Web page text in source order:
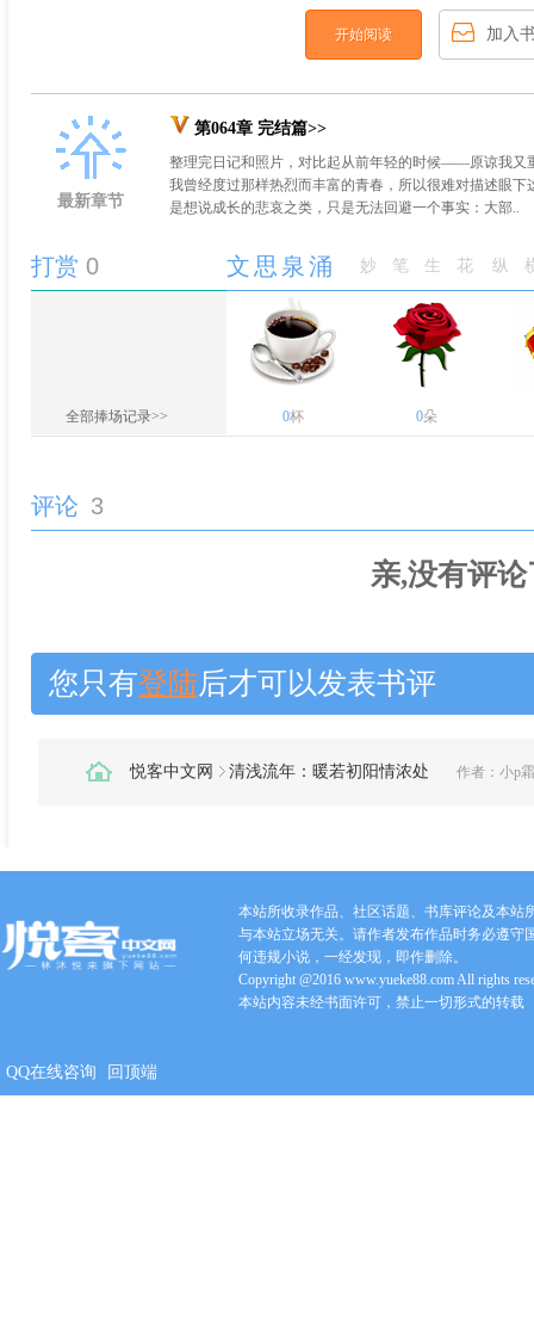
开始阅读 加入
最新章节
第064章 完结篇>>
整理完日记和照片，对比起从前年轻的时候——原谅我
我曾经度过那样热烈而丰富的青春，所以很难对描述眼
是想说成长的悲哀之类，只是无法回避一个事实：大部..
打赏 0 文思泉涌 妙笔生花 纵
全部捧场记录>> 0杯 0朵
评论 3
亲,没有评论
您只有登陆后才可以发表书评
悦客中文网 清浅流年：暖若初阳情浓处 作者： 小p霜
本站所收录作品、社区话题、书库评论及本站
与本站立场无关。请作者发布作品时务必遵守
何违规小说，一经发现，即作删除。
Copyright @2016 www.yueke88.com All rights
本站内容未经书面许可，禁止一切形式的转载
QQ在线咨询 回顶端